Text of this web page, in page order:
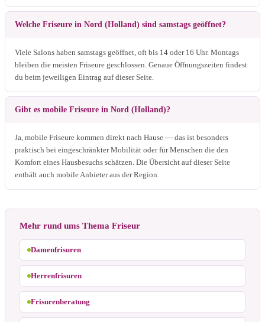
Welche Friseure in Nord (Holland) sind samstags geöffnet?
Viele Salons haben samstags geöffnet, oft bis 14 oder 16 Uhr. Montags
bleiben die meisten Friseure geschlossen. Genaue Öffnungszeiten findest
du beim jeweiligen Eintrag auf dieser Seite.
Gibt es mobile Friseure in Nord (Holland)?
Ja, mobile Friseure kommen direkt nach Hause — das ist besonders
praktisch bei eingeschränkter Mobilität oder für Menschen die den
Komfort eines Hausbesuchs schätzen. Die Übersicht auf dieser Seite
enthält auch mobile Anbieter aus der Region.
Mehr rund ums Thema Friseur
Damenfrisuren
Herrenfrisuren
Frisurenberatung